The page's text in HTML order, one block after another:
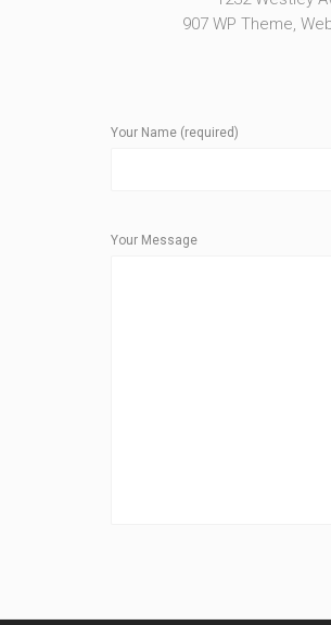
907 WP Theme,
Your Name (required)
Your Message